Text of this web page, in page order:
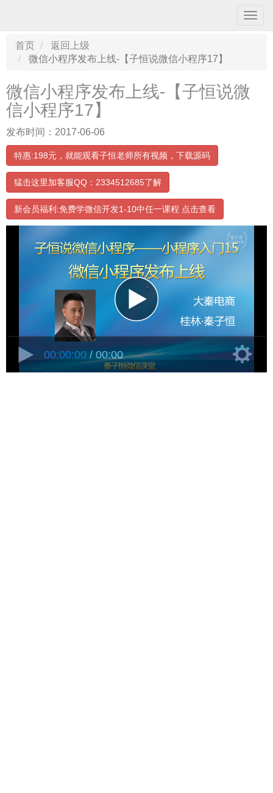
导
航
首页
返回上级
微信小程序发布上线-【子恒说微信小程序17】
微信小程序发布上线-【子恒说微
信小程序17】
发布时间：2017-06-06
特惠:198元，就能观看子恒老师所有视频，下载源码
猛击这里加客服QQ：2334512685了解
新会员福利:免费学微信开发1-10中任一课程 点击查看
00:00:00 / 00:00